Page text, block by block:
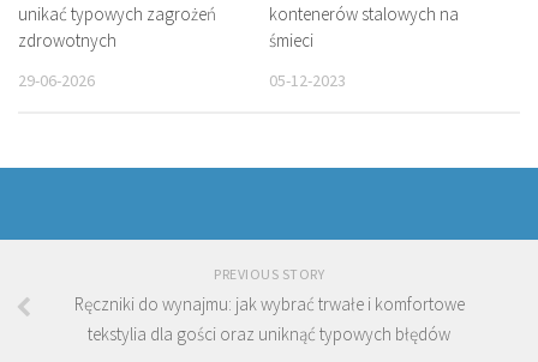
unikać typowych zagrożeń
zdrowotnych
29-06-2026
kontenerów stalowych na
śmieci
05-12-2023
PREVIOUS STORY
Ręczniki do wynajmu: jak wybrać trwałe i komfortowe
tekstylia dla gości oraz uniknąć typowych błędów